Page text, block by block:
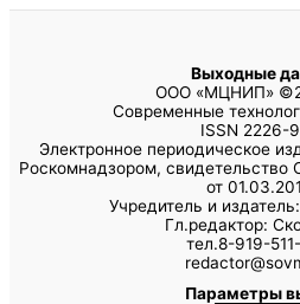
Выходные
ООО «МЦНИП»
Современные
ISSN 2226-
Электронное периодическое
Роскомнадзором,
от
Учредитель и
Гл.редактор:
тел.8-919-
Параметры